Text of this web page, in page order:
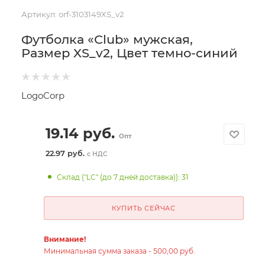
Артикул: orf-3103149XS_v2
Футболка «Club» мужская,
Размер XS_v2, Цвет темно-синий
LogoCorp
19.14руб. Опт
22.97 руб. с НДС
Склад ("LC" (до 7 дней доставка)): 31
КУПИТЬ СЕЙЧАС
Внимание!
Минимальная сумма заказа - 500,00 руб.